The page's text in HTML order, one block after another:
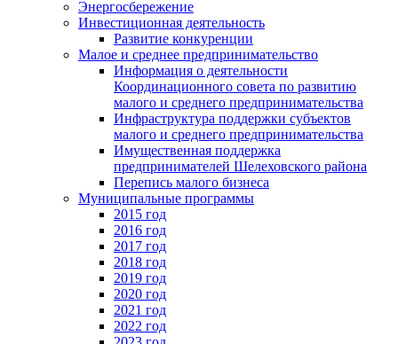
Энергосбережение
Инвестиционная деятельность
Развитие конкуренции
Малое и среднее предпринимательство
Информация о деятельности
Координационного совета по развитию
малого и среднего предпринимательства
Инфраструктура поддержки субъектов
малого и среднего предпринимательства
Имущественная поддержка
предпринимателей Шелеховского района
Перепись малого бизнеса
Муниципальные программы
2015 год
2016 год
2017 год
2018 год
2019 год
2020 год
2021 год
2022 год